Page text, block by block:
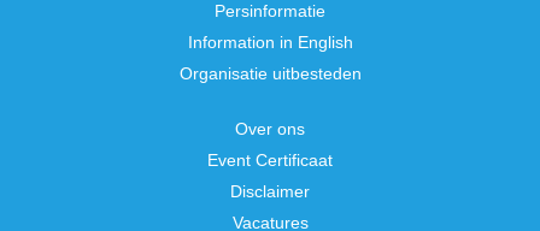
Persinformatie
Information in English
Organisatie uitbesteden
Over ons
Event Certificaat
Disclaimer
Vacatures